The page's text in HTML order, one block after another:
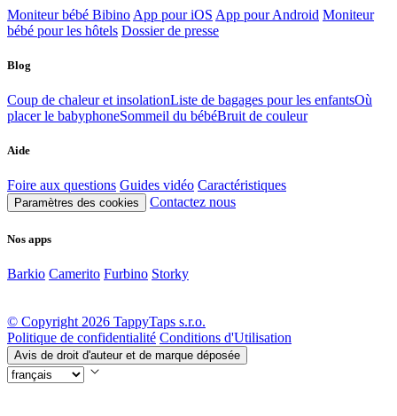
Moniteur bébé Bibino App pour iOS App pour Android Moniteur
bébé pour les hôtels Dossier de presse
Blog
Coup de chaleur et insolationListe de bagages pour les enfantsOù
placer le babyphoneSommeil du bébéBruit de couleur
Aide
Foire aux questions Guides vidéo Caractéristiques
Paramètres des cookies Contactez nous
Nos apps
Barkio Camerito Furbino Storky
© Copyright 2026 TappyTaps s.r.o.
Politique de confidentialité Conditions d'Utilisation
Avis de droit d'auteur et de marque déposée